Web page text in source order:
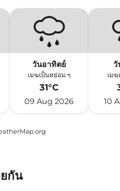
วันอาทิตย์
เมฆเป็นหย่อม ๆ
31°C
09 Aug 2026
วั
เมฆ
10
กัน